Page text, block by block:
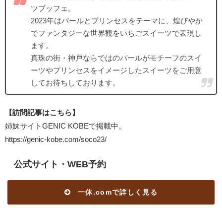
ツブッフェ。
2023年はパールとプリンセスをテーマに、煌びやか
でファンタジーな世界観をいちごスイーツで表現し
ます。
真珠の街・神戸ならではのパールがモチーフのスイ
ーツやプリンセスをイメージしたスイーツをご用意
してお待ちしております。
【訪問記事はこちら】
姉妹サイトGENIC KOBEで掲載中。
https://genic-kobe.com/soco23/
公式サイト・WEB予約
一休.comで詳しく見る